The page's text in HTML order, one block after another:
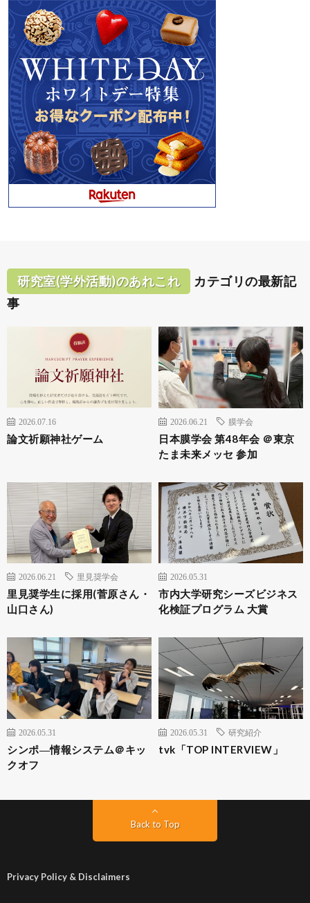
研究室(学外活動)のあれこれ
カテゴリの最新記
事
2026.07.16
論文祈願神社ゲーム
2026.06.21 膜学会
日本膜学会 第48年会 ＠東京
たま未来メッセ 参加
2026.06.21 里見奨学会
里見奨学生に採用(菅原さん・
山口さん)
2026.05.31
市内大学研究シーズビジネス
化検証プログラム 大賞
2026.05.31
シンポ―情報システム＠キッ
クオフ
2026.05.31 研究紹介
tvk「TOP INTERVIEW」
Back to Top
Privacy Policy & Disclaimers